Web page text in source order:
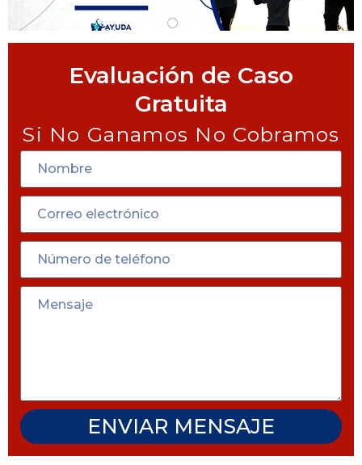
Evaluación de Caso
Gratuita
Si No Ganamos No Cobramos
ENVIAR MENSAJE